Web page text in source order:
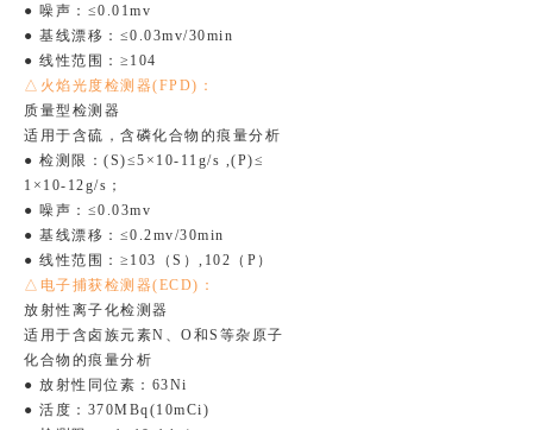
● 噪声：≤0.01mv
● 基线漂移：≤0.03mv/30min
● 线性范围：≥104
△火焰光度检测器(FPD)：
质量型检测器
适用于含硫，含磷化合物的痕量分析
● 检测限：(S)≤5×10-11g/s ,(P)≤
1×10-12g/s；
● 噪声：≤0.03mv
● 基线漂移：≤0.2mv/30min
● 线性范围：≥103（S）,102（P）
△电子捕获检测器(ECD)：
放射性离子化检测器
适用于含卤族元素N、O和S等杂原子
化合物的痕量分析
● 放射性同位素：63Ni
● 活度：370MBq(10mCi)